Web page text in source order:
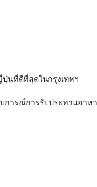
นที่ดีที่สุดในกรุงเทพฯ
ารณ์การรับประทานอาห
ารแห่งนี้มีชื่อเสียงในเรื่อ
เซตเบนโตะญี่ปุ่นที่จัดแต่ง
รุงเทพฯ
งญี่ปุ่นผ่านแนวคิด "ทุกสิ่งมี